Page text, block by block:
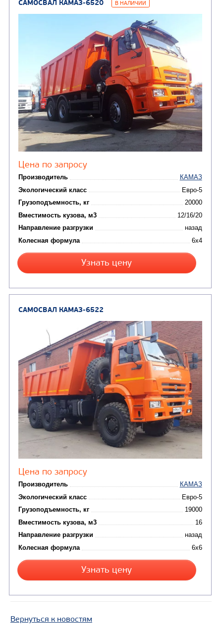
от 5 100 000₽
Производитель
Грузоподъемность, кг
Вместимость кузова, м3
Направление разгрузки
Колесная формула
Кредит/Лизинг
САМОСВАЛ КАМАЗ-6520 В НАЛИЧИИ
Цена по запросу
Экологический класс
Вернуться к новостям